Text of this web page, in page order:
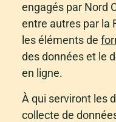
engagés par Nord
entre autres par la
les éléments de
des données et le
en ligne.
À qui serviront les
collecte de